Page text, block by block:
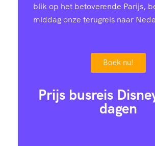
blik op het betoverende Parijs,
middag onze terugreis naar
Boek nu!
Prijs busreis
dagen